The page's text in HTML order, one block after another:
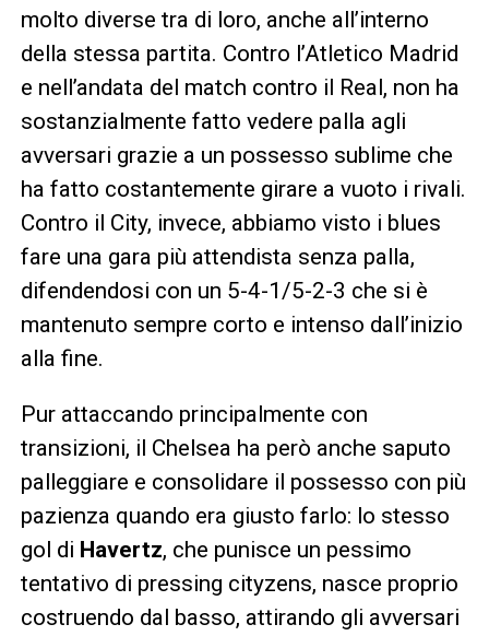
molto diverse tra di loro, anche all’interno
della stessa partita. Contro l’Atletico Madrid
e nell’andata del match contro il Real, non ha
sostanzialmente fatto vedere palla agli
avversari grazie a un possesso sublime che
ha fatto costantemente girare a vuoto i rivali.
Contro il City, invece, abbiamo visto i blues
fare una gara più attendista senza palla,
difendendosi con un 5-4-1/5-2-3 che si è
mantenuto sempre corto e intenso dall’inizio
alla fine.
Pur attaccando principalmente con
transizioni, il Chelsea ha però anche saputo
palleggiare e consolidare il possesso con più
pazienza quando era giusto farlo: lo stesso
gol di Havertz, che punisce un pessimo
tentativo di pressing cityzens, nasce proprio
costruendo dal basso, attirando gli avversari